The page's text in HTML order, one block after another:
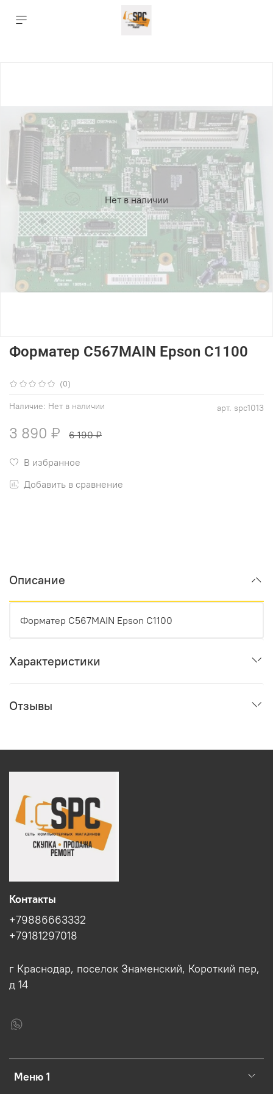
Нет в наличии
(0)
арт. spc1013
Наличие: Нет в наличии
Форматер C567MAIN Epson C1100
3 890 ₽ 6 190 ₽
В избранное
Добавить в сравнение
Описание
Форматер C567MAIN Epson C1100
Характеристики
Отзывы
Меню 1
Контакты
+79886663332
+79181297018
г Краснодар, поселок Знаменский, Короткий пер,
д 14